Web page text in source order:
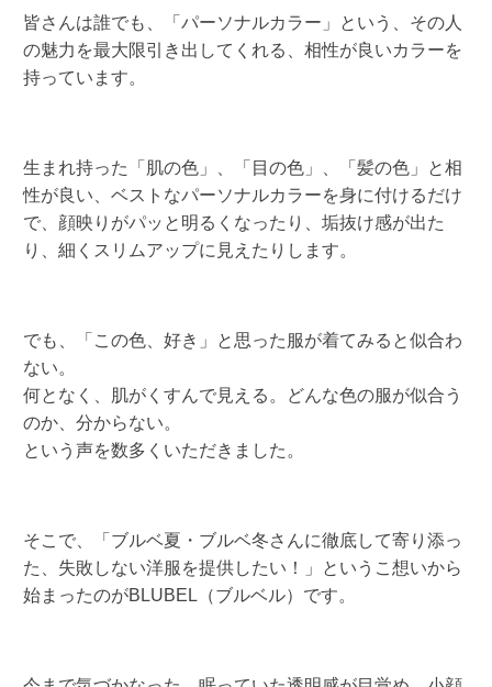
皆さんは誰でも、「パーソナルカラー」という、その人
の魅力を最大限引き出してくれる、相性が良いカラーを
持っています。
生まれ持った「肌の色」、「目の色」、「髪の色」と相
性が良い、ベストなパーソナルカラーを身に付けるだけ
で、顔映りがパッと明るくなったり、垢抜け感が出た
り、細くスリムアップに見えたりします。
でも、「この色、好き」と思った服が着てみると似合わ
ない。
何となく、肌がくすんで見える。どんな色の服が似合う
のか、分からない。
という声を数多くいただきました。
そこで、「ブルベ夏・ブルベ冬さんに徹底して寄り添っ
た、失敗しない洋服を提供したい！」というこ想いから
始まったのがBLUBEL（ブルベル）です。